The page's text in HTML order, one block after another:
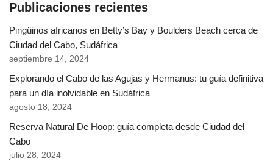
Publicaciones recientes
Pingüinos africanos en Betty’s Bay y Boulders Beach cerca de
Ciudad del Cabo, Sudáfrica
septiembre 14, 2024
Explorando el Cabo de las Agujas y Hermanus: tu guía definitiva
para un día inolvidable en Sudáfrica
agosto 18, 2024
Reserva Natural De Hoop: guía completa desde Ciudad del
Cabo
julio 28, 2024